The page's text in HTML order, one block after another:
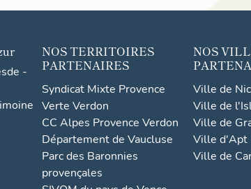
-
NOS TERRITOIRES
PARTENAIRES
Syndicat Mixte Provence
Verte Verdon
CC Alpes Provence Verdon
Département de Vaucluse
Parc des Baronnies
provençales
NOS
Ville de
Ville de
Ville de
Ville d'Apt
Ville de